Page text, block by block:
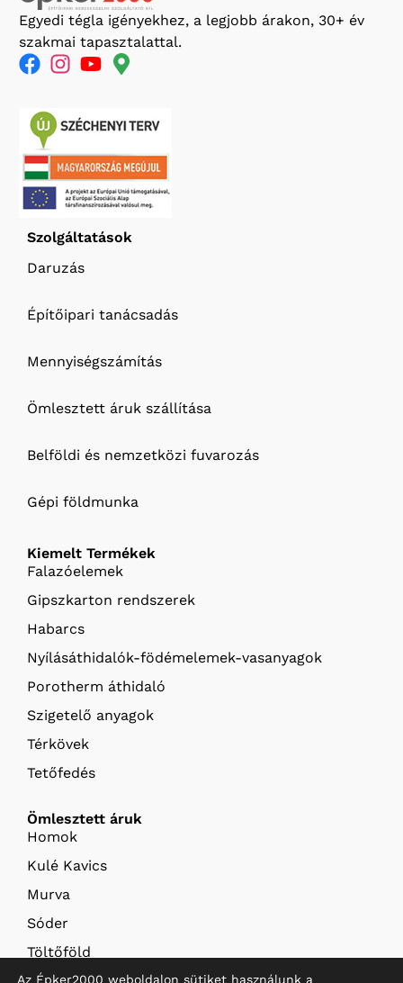
Egyedi tégla igényekhez, a legjobb árakon, 30+ év
szakmai tapasztalattal.
Szolgáltatások
Daruzás
Építőipari tanácsadás
Mennyiségszámítás
Ömlesztett áruk szállítása
Belföldi és nemzetközi fuvarozás
Gépi földmunka
Kiemelt Termékek
Falazóelemek
Gipszkarton rendszerek
Habarcs
Nyílásáthidalók-födémelemek-vasanyagok
Porotherm áthidaló
Szigetelő anyagok
Térkövek
Tetőfedés
Ömlesztett áruk
Homok
Kulé Kavics
Murva
Sóder
Töltőföld
Az Épker2000 weboldalon sütiket használunk a